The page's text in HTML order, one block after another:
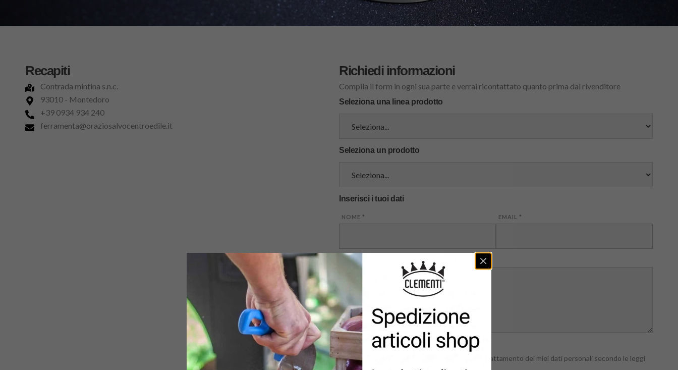
Recapiti
Contrada mintina s.n.c.
93010 - Montedoro
+39 0934 934 240
ferramenta@oraziosalvocentroedile.it
Richiedi informazioni
Compila il form in ogni sua parte e verrai ricontattato quanto prima dal rivenditore
Seleziona una linea prodotto
Seleziona un prodotto
Inserisci i tuoi dati
NOME * EMAIL *
MESSAGGIO
*
Accetto la politica sulla privacy e autorizzo il trattamento dei miei dati personali secondo le leggi
vigenti.